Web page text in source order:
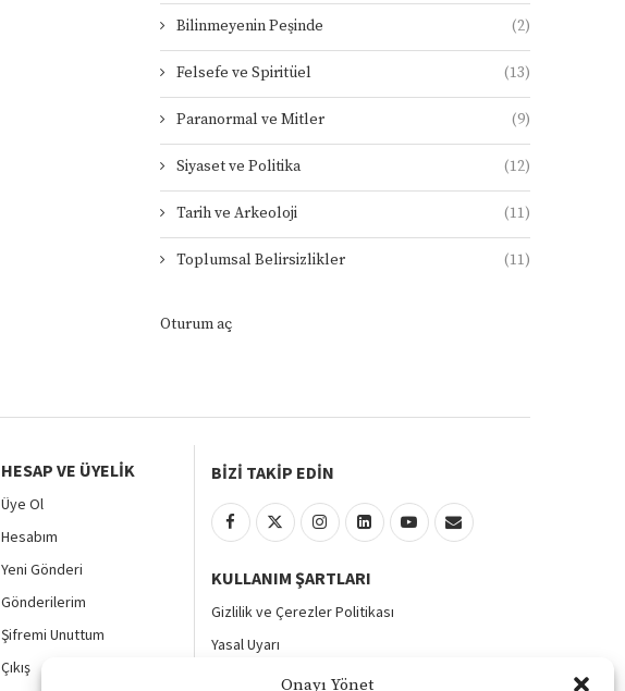
Onayı Yönet
Bilinmeyenin Peşinde (2)
Felsefe ve Spiritüel (13)
Paranormal ve Mitler (9)
Siyaset ve Politika (12)
Tarih ve Arkeoloji (11)
Toplumsal Belirsizlikler (11)
Oturum aç
HESAP VE ÜYELIK
Üye Ol
Hesabım
Yeni Gönderi
Gönderilerim
Şifremi Unuttum
Çıkış
BİZİ TAKİP EDİN
KULLANIM ŞARTLARI
Gizlilik ve Çerezler Politikası
Yasal Uyarı
KVKK Aydınlatma Metni